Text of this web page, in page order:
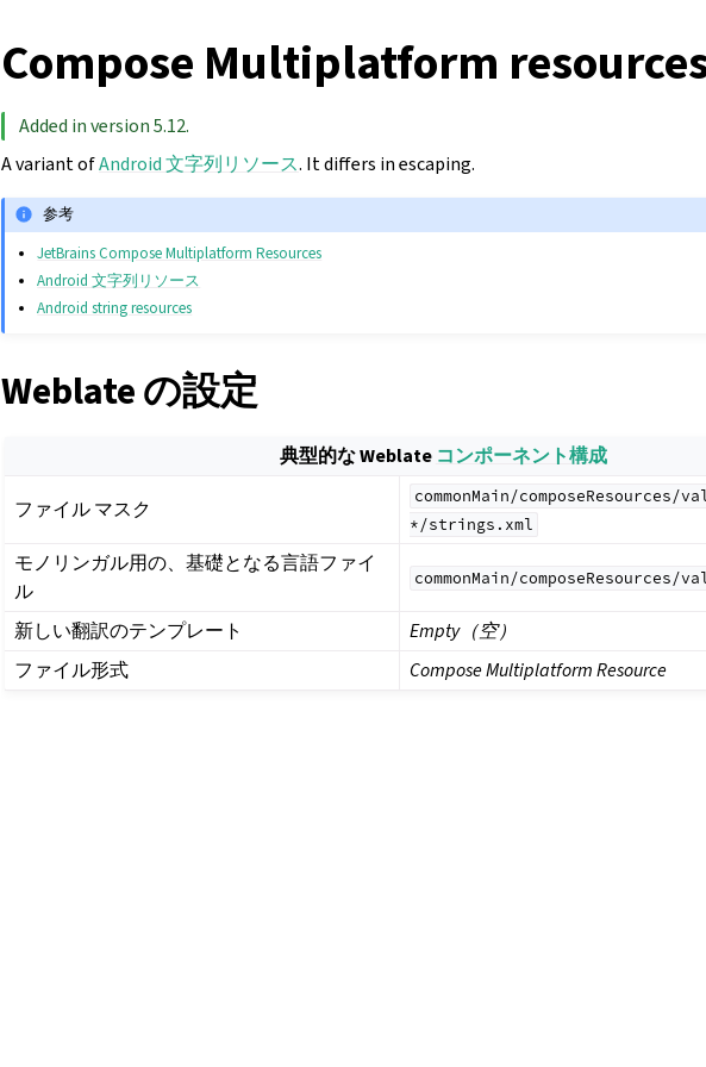
Compose Multiplatform
Added in version 5.12.
A variant ofAndroid 文字列リソース. It differs in escaping.
参考
JetBrains Compose Multiplatform Resources
Android 文字列リソース
Android string resources
Weblate の設定
典型的な Weblate コンポーネント構成
ファイル マスク
commonMain/composeResources/
*/strings.xml
モノリンガル用の、基礎となる言語ファイ
ル
commonMain/
新しい翻訳のテンプレート
Empty（空）
ファイル形式
Compose Multiplatform Resource